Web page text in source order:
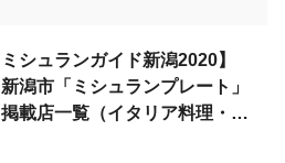
ミシュランガイド新潟2020】
新潟市「ミシュランプレート」
掲載店一覧（イタリア料理・ピ